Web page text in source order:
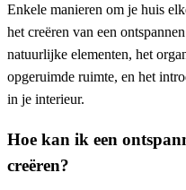
Enkele manieren om je huis
het creëren van een
natuurlijke elementen, het
opgeruimde ruimte, en het
in je interieur.
Hoe kan ik een
creëren?